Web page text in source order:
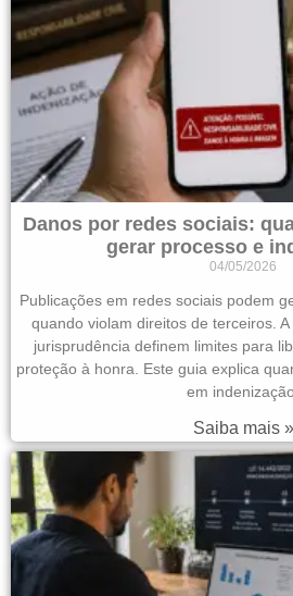
Danos por redes sociais:
gerar processo e
04/05/2026
Publicações em redes sociais podem
quando violam direitos de terceiros.
jurisprudência definem limites para
proteção à honra. Este guia explica
em indenização.
Saiba mais »